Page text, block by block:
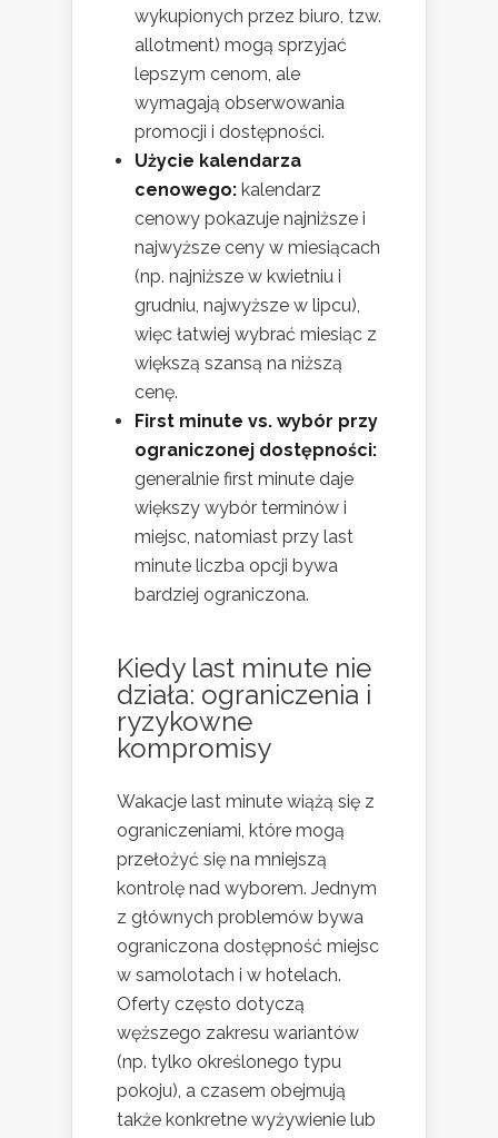
wykupionych przez biuro, tzw.
allotment) mogą sprzyjać
lepszym cenom, ale
wymagają obserwowania
promocji i dostępności.
Użycie kalendarza
cenowego: kalendarz
cenowy pokazuje najniższe i
najwyższe ceny w miesiącach
(np. najniższe w kwietniu i
grudniu, najwyższe w lipcu),
więc łatwiej wybrać miesiąc z
większą szansą na niższą
cenę.
First minute vs. wybór przy
ograniczonej dostępności:
generalnie first minute daje
większy wybór terminów i
miejsc, natomiast przy last
minute liczba opcji bywa
bardziej ograniczona.
Kiedy last minute nie
działa: ograniczenia i
ryzykowne
kompromisy
Wakacje last minute wiążą się z
ograniczeniami, które mogą
przełożyć się na mniejszą
kontrolę nad wyborem. Jednym
z głównych problemów bywa
ograniczona dostępność miejsc
w samolotach i w hotelach.
Oferty często dotyczą
węższego zakresu wariantów
(np. tylko określonego typu
pokoju), a czasem obejmują
także konkretne wyżywienie lub